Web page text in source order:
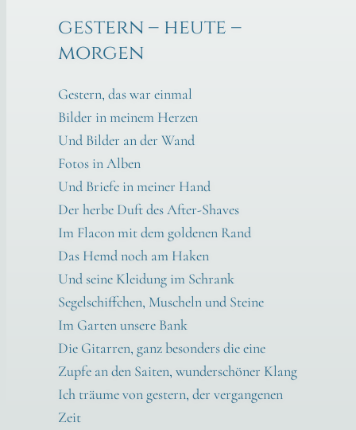
gestern – heute –
morgen
Ges­tern, das war ein­mal
Bil­der in mei­nem Her­zen
Und Bil­der an der Wand
Fotos in Alben
Und Brie­fe in mei­ner Hand
Der her­be Duft des After-Shaves
Im Fla­con mit dem gol­de­nen Rand
Das Hemd noch am Haken
Und sei­ne Klei­dung im Schrank
Segel­schiff­chen, Muscheln und Stei­ne
Im Gar­ten unse­re Bank
Die Gitar­ren, ganz beson­ders die eine
Zup­fe an den Sai­ten, wun­der­schö­ner Klang
Ich träu­me von ges­tern, der ver­gan­ge­nen
Zeit